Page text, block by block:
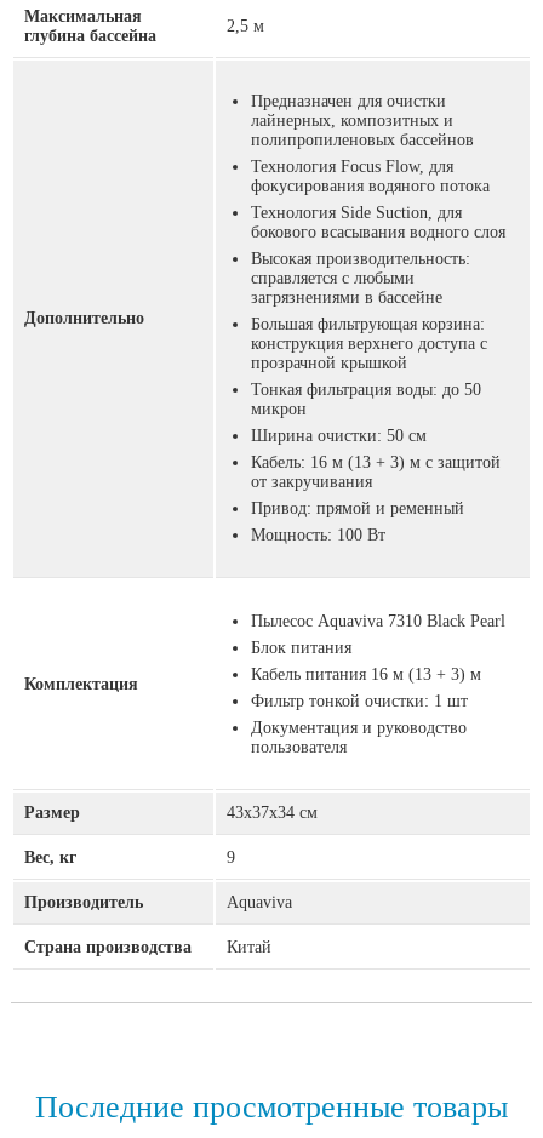
Максимальная
глубина бассейна
2,5 м
Дополнительно
Предназначен для очистки
лайнерных, композитных и
полипропиленовых бассейнов
Технология Focus Flow, для
фокусирования водяного потока
Технология Side Suction, для
бокового всасывания водного слоя
Высокая производительность:
справляется с любыми
загрязнениями в бассейне
Большая фильтрующая корзина:
конструкция верхнего доступа с
прозрачной крышкой
Тонкая фильтрация воды: до 50
микрон
Ширина очистки: 50 см
Кабель: 16 м (13 + 3) м с защитой
от закручивания
Привод: прямой и ременный
Мощность: 100 Вт
Комплектация
Пылесос Aquaviva 7310 Black Pearl
Блок питания
Кабель питания 16 м (13 + 3) м
Фильтр тонкой очистки: 1 шт
Документация и руководство
пользователя
Размер 43х37х34 см
Вес, кг 9
Производитель Aquaviva
Страна производства Китай
Последние просмотренные товары